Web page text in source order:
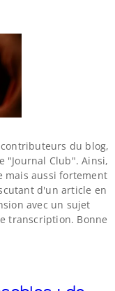
du blog,
"Journal Club". Ainsi,
mais aussi fortement
d'un article en
avec un sujet
transcription. Bonne